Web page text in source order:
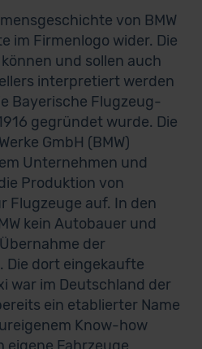
von BMW
im Firmenlogo wider. Die
und sollen auch
interpretiert werden
Bayerische Flugzeug-
gegründet wurde. Die
GmbH (BMW)
Unternehmen und
Produktion von
Flugzeuge auf. In den
kein Autobauer und
der
Die dort eingekaufte
war im Deutschland der
ein etablierter Name
Know-how